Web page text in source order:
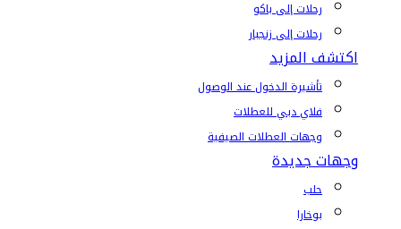
رحلات إلى باكو
رحلات إلى زنجبار
اكتشف المزيد
تأشيرة الدخول عند الوصول
فلاي دبي للعطلات
وجهات العطلات الصيفية
وجهات جديدة
حلب
بوخارا